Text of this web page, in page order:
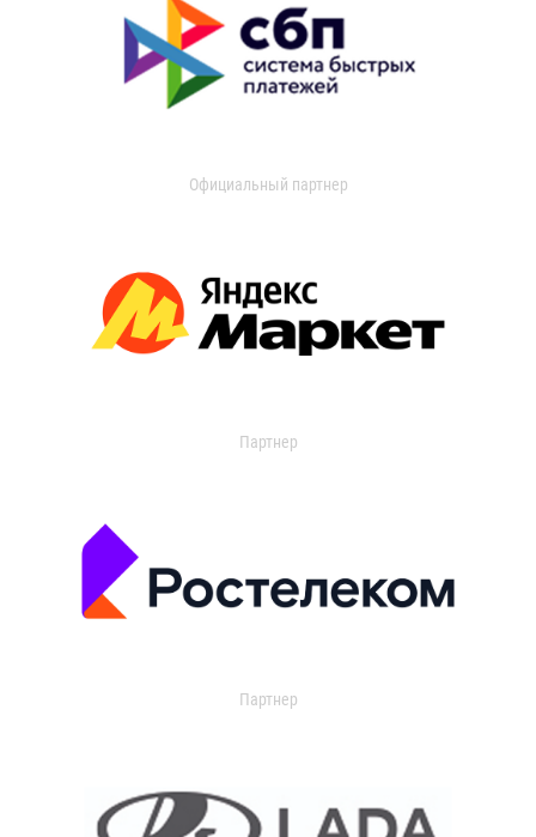
Официальный партнер
Партнер
Партнер